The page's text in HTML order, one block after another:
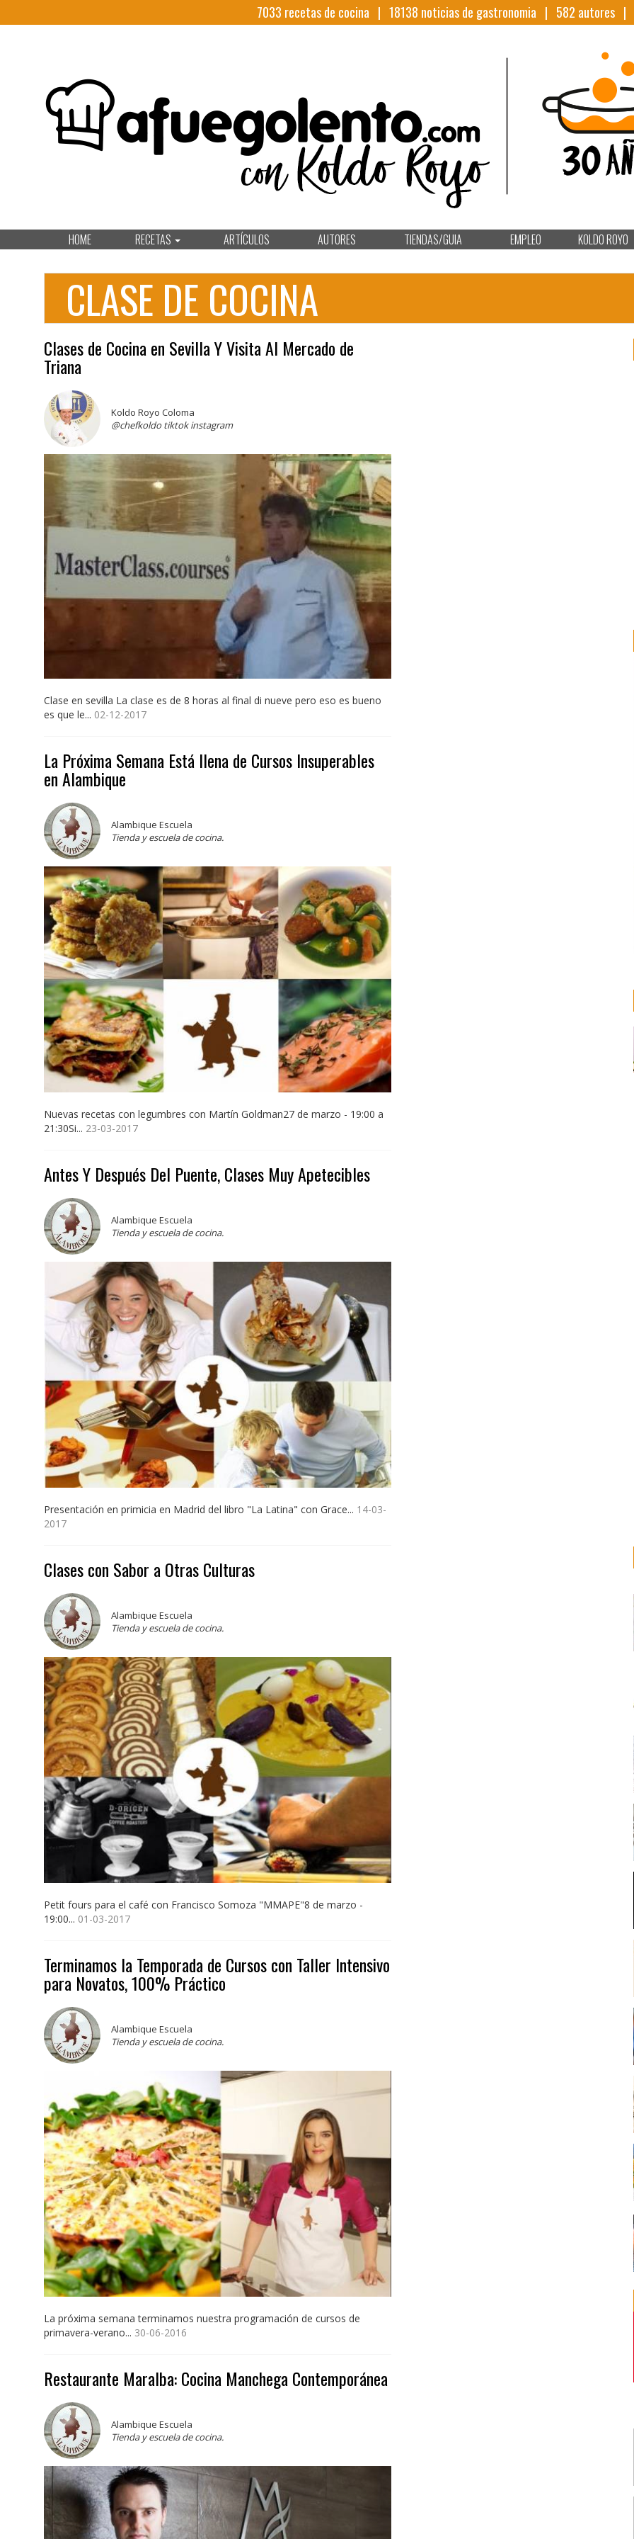
7033 recetas de cocina | 18138 noticias de gastronomia | 582 autores |
HOME RECETAS ARTÍCULOS AUTORES TIENDAS/GUIA EMPLEO KOLDO ROYO
CLASE DE COCINA
Clases de Cocina en Sevilla Y Visita Al Mercado de
Triana
Koldo Royo Coloma
@chefkoldo tiktok instagram
Clase en sevilla La clase es de 8 horas al final di nueve pero eso es bueno
es que le... 02-12-2017
La Próxima Semana Está llena de Cursos Insuperables
en Alambique
Alambique Escuela
Tienda y escuela de cocina.
Nuevas recetas con legumbres con Martín Goldman27 de marzo - 19:00 a
21:30Si... 23-03-2017
Antes Y Después Del Puente, Clases Muy Apetecibles
Alambique Escuela
Tienda y escuela de cocina.
Presentación en primicia en Madrid del libro "La Latina" con Grace... 14-03-
2017
Clases con Sabor a Otras Culturas
Alambique Escuela
Tienda y escuela de cocina.
Petit fours para el café con Francisco Somoza "MMAPE"8 de marzo -
19:00... 01-03-2017
Terminamos la Temporada de Cursos con Taller Intensivo
para Novatos, 100% Práctico
Alambique Escuela
Tienda y escuela de cocina.
La próxima semana terminamos nuestra programación de cursos de
primavera-verano... 30-06-2016
Restaurante Maralba: Cocina Manchega Contemporánea
Alambique Escuela
Tienda y escuela de cocina.